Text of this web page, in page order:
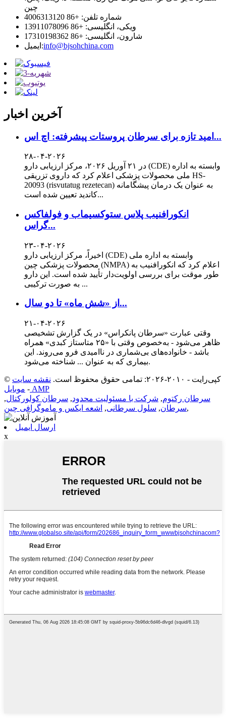
چین
شماره تلفن: +86 4006313120
ویکی، انگلیسی: +86 13911078096
شارون، انگلیسی: +86 17310198362
ایمیل:info@bjsohchina.com
آخرین اخبار
امید تازه برای سرطان پروستات پیشرفته: اچ اس...
۲۸-۰۴-۲۰۲۶
در ۲۱ آوریل ۲۰۲۶، مرکز ارزیابی دارو (CDE) وابسته به اداره
ملی محصولات پزشکی اعلام کرد که داروی تزریقی HS-
20093 (risvutatug rezetecan) به عنوان یک درمان پیشگامانه
کاندید تعیین شده است...
انکورافنیب پلاس ستوکسیماب و فولفاکس
گراس...
۲۳-۰۴-۲۰۲۶
اخیراً، مرکز ارزیابی دارو (CDE) وابسته به اداره ملی
محصولات پزشکی چین (NMPA) اعلام کرد که انکورافنیب به
طور موقت برای بررسی اولویت‌دار تأیید شده است. این دارو
به صورت ترکیبی ...
از «شش ماه» تا دو سال...
۲۱-۰۴-۲۰۲۶
وقتی عبارت «سرطان پانکراس» در یک گزارش تشخیصی
ظاهر می‌شود - به‌خصوص وقتی با «۲۵ متاستاز کبدی» همراه
باشد - خانواده‌های بی‌شماری در ناامیدی فرو می‌روند. این
بیماری که به عنوان ... شناخته می‌شود.
© کپی‌رایت - ۲۰۱۰-۲۰۲۶: تمامی حقوق محفوظ است.
نقشه سایت
- موبایل AMP
سرطان رکتوم, شرکت با مسئولیت محدود, سرطان کولورکتال,
سرطان, سلول سرطانی, اشعه ایکس و ماموگرافی چین ,
ارسال ایمیل
x